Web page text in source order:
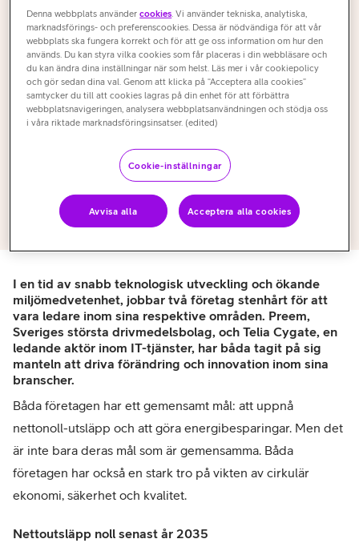
Preem väljer expansion av förnybar produktion med
minimal miljöpåverkan. Målet är nettoutsläpp noll senast
2035.
Se våra erbjudanden i Cystore
I en tid av snabb teknologisk utveckling och ökande
miljömedvetenhet, jobbar två företag stenhårt för att
vara ledare inom sina respektive områden. Preem,
Sveriges största drivmedelsbolag, och Telia Cygate, en
ledande aktör inom IT-tjänster, har båda tagit på sig
manteln att driva förändring och innovation inom sina
branscher.
Båda företagen har ett gemensamt mål: att uppnå
nettonoll-utsläpp och att göra energibesparingar. Men det
är inte bara deras mål som är gemensamma. Båda
företagen har också en stark tro på vikten av cirkulär
ekonomi, säkerhet och kvalitet.
Nettoutsläpp noll senast år 2035
Denna webbplats användercookies . Vi använder tekniska, analytiska,
marknadsförings- och preferenscookies. Dessa är nödvändiga för att vår
webbplats ska fungera korrekt och för att ge oss information om hur den
används. Du kan styra vilka cookies som får placeras i din webbläsare och
du kan ändra dina inställningar när som helst. Läs mer i vår cookiepolicy
och gör sedan dina val. Genom att klicka på “Acceptera alla cookies”
samtycker du till att cookies lagras på din enhet för att förbättra
webbplatsnavigeringen, analysera webbplatsanvändningen och stödja oss
i våra riktade marknadsföringsinsatser. (edited)
Cookie-inställningar
Avvisa alla Acceptera alla cookies